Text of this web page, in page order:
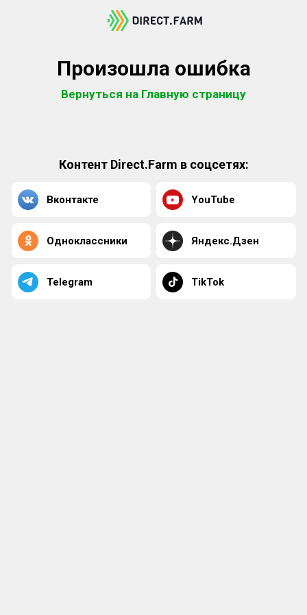
Произошла ошибка
Вернуться на Главную страницу
Контент Direct.Farm в соцсетях:
Вконтакте YouTube
Одноклассники Яндекс.Дзен
Telegram TikTok